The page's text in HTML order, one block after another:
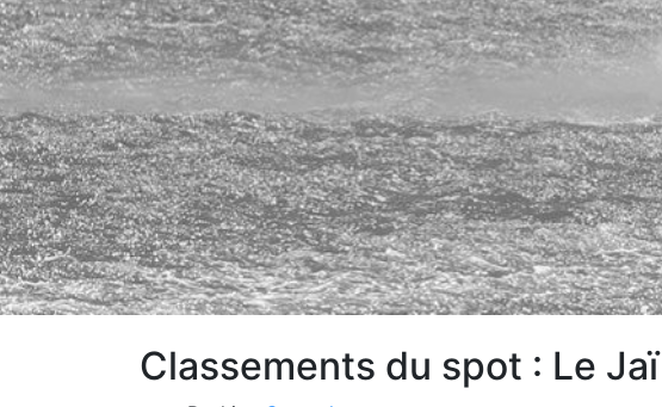
Classements du spot : Le